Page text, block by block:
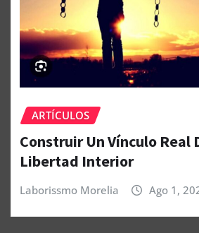
ARTÍCULOS
Construir Un Vínculo Real
Libertad Interior
Laborissmo Morelia Ago 1,